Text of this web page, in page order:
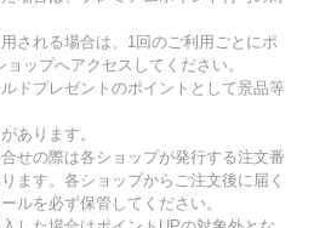
される場合は、1回のご利用ごとにポ
ップへアクセスしてください。
ドプレゼントのポイントとして景品等
あります。
せの際は各ショップが発行する注文番
ます。各ショップからご注文後に届く
ルを必ず保管してください。